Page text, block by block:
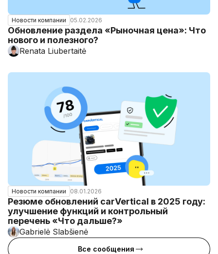
Новости компании 05.02.2026
Обновление раздела «Рыночная цена»: Что
нового и полезного?
Renata Liubertaitė
Новости компании 08.01.2026
Резюме обновлений carVertical в 2025 году:
улучшение функций и контрольный
перечень «Что дальше?»
Gabrielė Slabšienė
Все сообщения